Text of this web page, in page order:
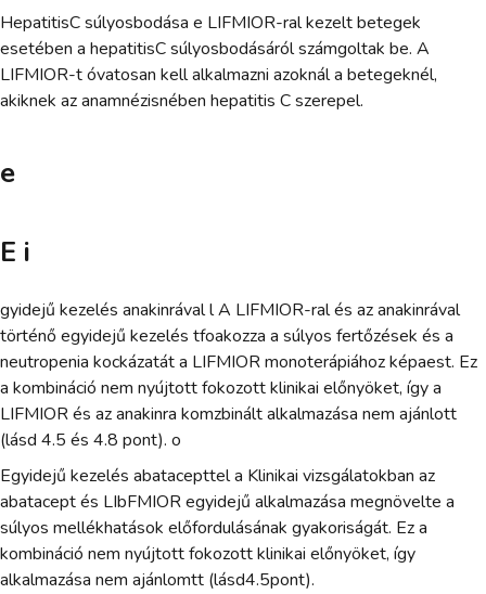
HepatitisC súlyosbodása e LIFMIOR-ral kezelt betegek
esetében a hepatitisC súlyosbodásáról számgoltak be. A
LIFMIOR-t óvatosan kell alkalmazni azoknál a betegeknél,
akiknek az anamnézisnében hepatitis C szerepel.
e
E i
gyidejű kezelés anakinrával l A LIFMIOR-ral és az anakinrával
történő egyidejű kezelés tfoakozza a súlyos fertőzések és a
neutropenia kockázatát a LIFMIOR monoterápiához képaest. Ez
a kombináció nem nyújtott fokozott klinikai előnyöket, így a
LIFMIOR és az anakinra komzbinált alkalmazása nem ajánlott
(lásd 4.5 és 4.8 pont). o
Egyidejű kezelés abatacepttel a Klinikai vizsgálatokban az
abatacept és LIbFMIOR egyidejű alkalmazása megnövelte a
súlyos mellékhatások előfordulásának gyakoriságát. Ez a
kombináció nem nyújtott fokozott klinikai előnyöket, így
alkalmazása nem ajánlomtt (lásd4.5pont).